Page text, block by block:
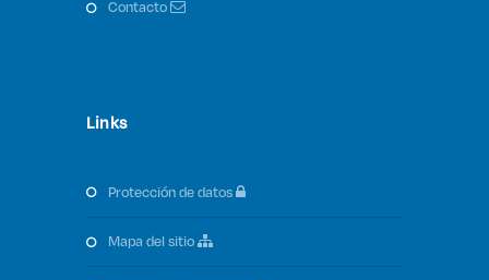
contacto
Links
protección de datos
mapa del sitio